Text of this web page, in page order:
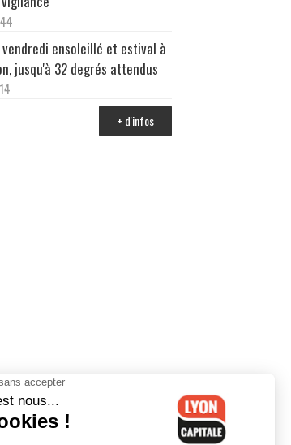
vendredi ensoleillé et estival à
jusqu'à 32 degrés attendus
+ d'infos